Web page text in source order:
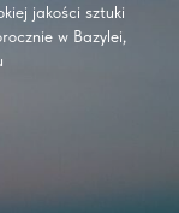
jakości sztuki
w Bazylei,